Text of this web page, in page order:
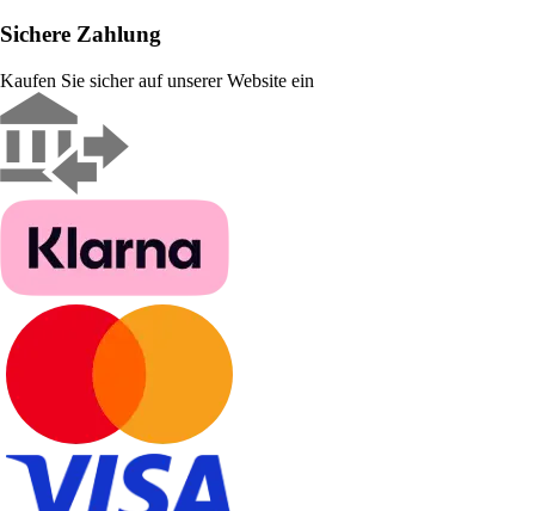
Sichere Zahlung
Kaufen Sie sicher auf unserer Website ein